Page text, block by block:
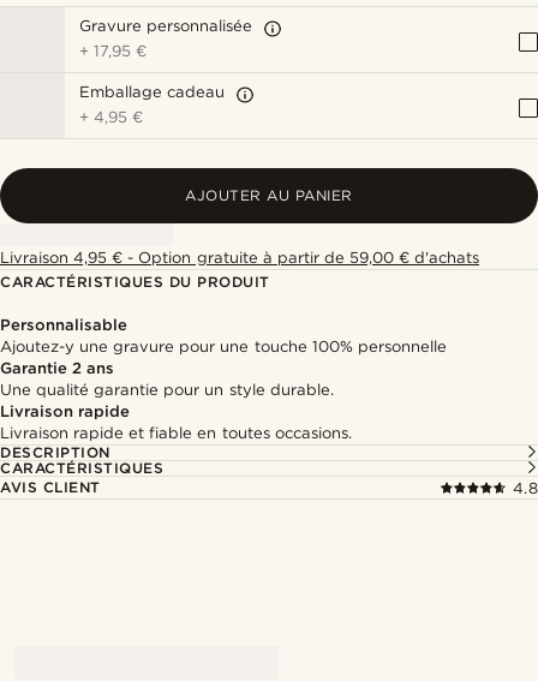
Gravure personnalisée
+17,95 €
Emballage cadeau
+4,95 €
AJOUTER AU PANIER
Livraison 4,95 € - Option gratuite à partir de 59,00 € d'achats
CARACTÉRISTIQUES DU PRODUIT
Personnalisable
Ajoutez-y une gravure pour une touche 100% personnelle
Garantie 2 ans
Une qualité garantie pour un style durable.
Livraison rapide
Livraison rapide et fiable en toutes occasions.
DESCRIPTION
CARACTÉRISTIQUES
AVIS CLIENT
4.8